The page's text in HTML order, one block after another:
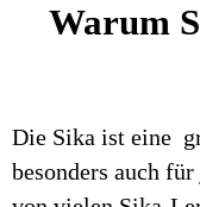
Warum
Die Sika ist eine
besonders auch